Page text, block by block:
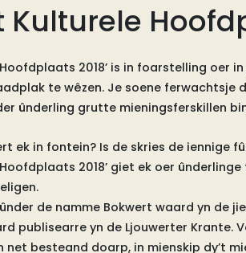
Kulturele
2018’ is in foarstelling oer
te wêzen. Je soene
ûnderling grutte mieningsferskillen
ek in fontein? Is de skries de iennige
2018’ giet ek oer
de namme Bokwert waard yn de
publisearre yn de Ljouwerter Krante.
net besteand doarp, in mienskip dy’t